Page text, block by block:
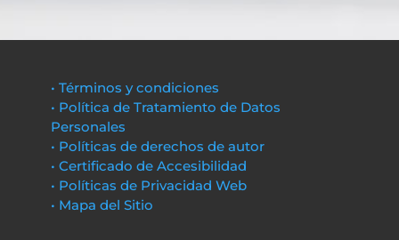
• Términos y condiciones
• Política de Tratamiento de Datos
Personales
• Políticas de derechos de autor
• Certificado de Accesibilidad
• Políticas de Privacidad Web
• Mapa del Sitio